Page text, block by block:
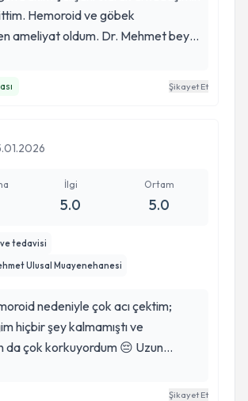
Hemoroid ve göbek
ameliyat oldum. Dr. Mehmet bey
mükemmel, güleryüzlü, güvenilir
Şikayet Et
İlgi
5.0
Ortam
5.0
tedavisi
Ulusal Muayenehanesi
nedeniyle çok acı çektim;
hiçbir şey kalmamıştı ve
da çok korkuyordum 😔 Uzun
kaygı bozukluğunun sebebinin,
göbek düşüklüğü olduğunuŞikayet Et